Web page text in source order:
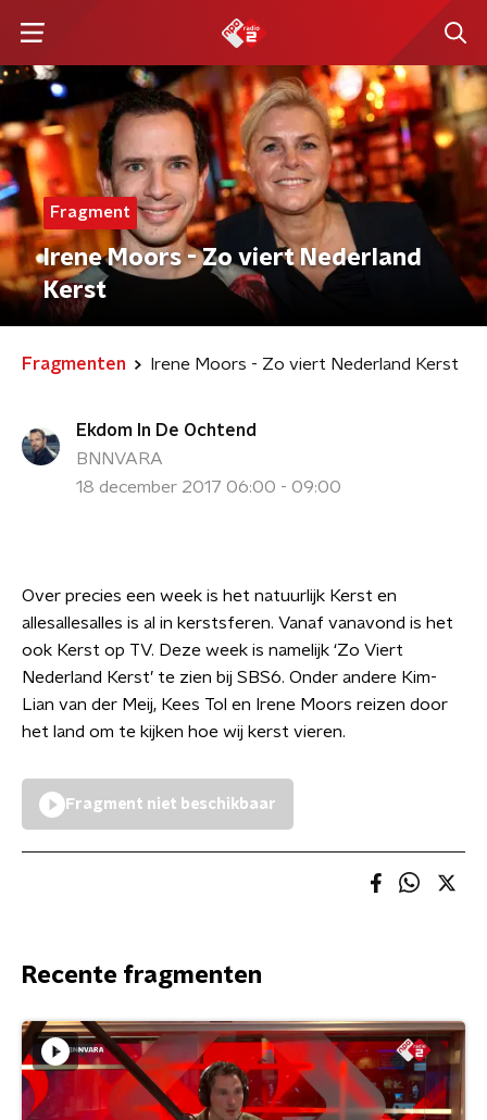
Fragment
Irene Moors - Zo viert Nederland
Kerst
Fragmenten Irene Moors - Zo viert Nederland Kerst
Ekdom In De Ochtend
BNNVARA
18 december 2017 06:00 - 09:00
Over precies een week is het natuurlijk Kerst en
allesallesalles is al in kerstsferen. Vanaf vanavond is het
ook Kerst op TV. Deze week is namelijk ‘Zo Viert
Nederland Kerst’ te zien bij SBS6. Onder andere Kim-
Lian van der Meij, Kees Tol en Irene Moors reizen door
het land om te kijken hoe wij kerst vieren.
Fragment niet beschikbaar
Recente fragmenten